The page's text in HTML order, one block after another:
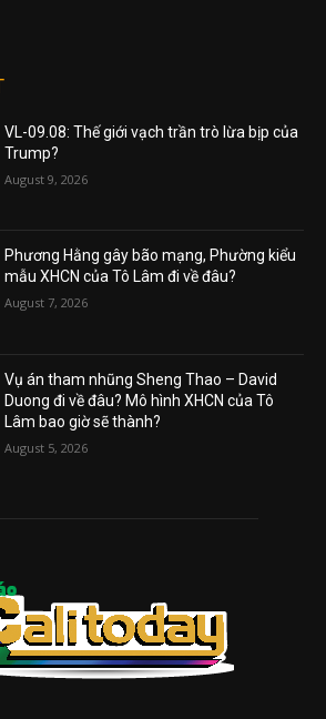
VL-09.08: Thế giới vạch trần trò lừa bịp của
Trump?
August 9, 2026
Phương Hằng gây bão mạng, Phường kiểu
mẫu XHCN của Tô Lâm đi về đâu?
August 7, 2026
Vụ án tham nhũng Sheng Thao – David
Duong đi về đâu? Mô hình XHCN của Tô
Lâm bao giờ sẽ thành?
August 5, 2026